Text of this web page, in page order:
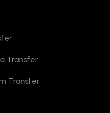
Transfer
Transfer